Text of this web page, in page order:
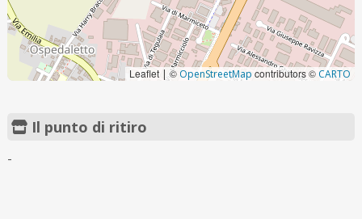
Leaflet |© OpenStreetMap contributors © CARTO
Il punto di ritiro
-